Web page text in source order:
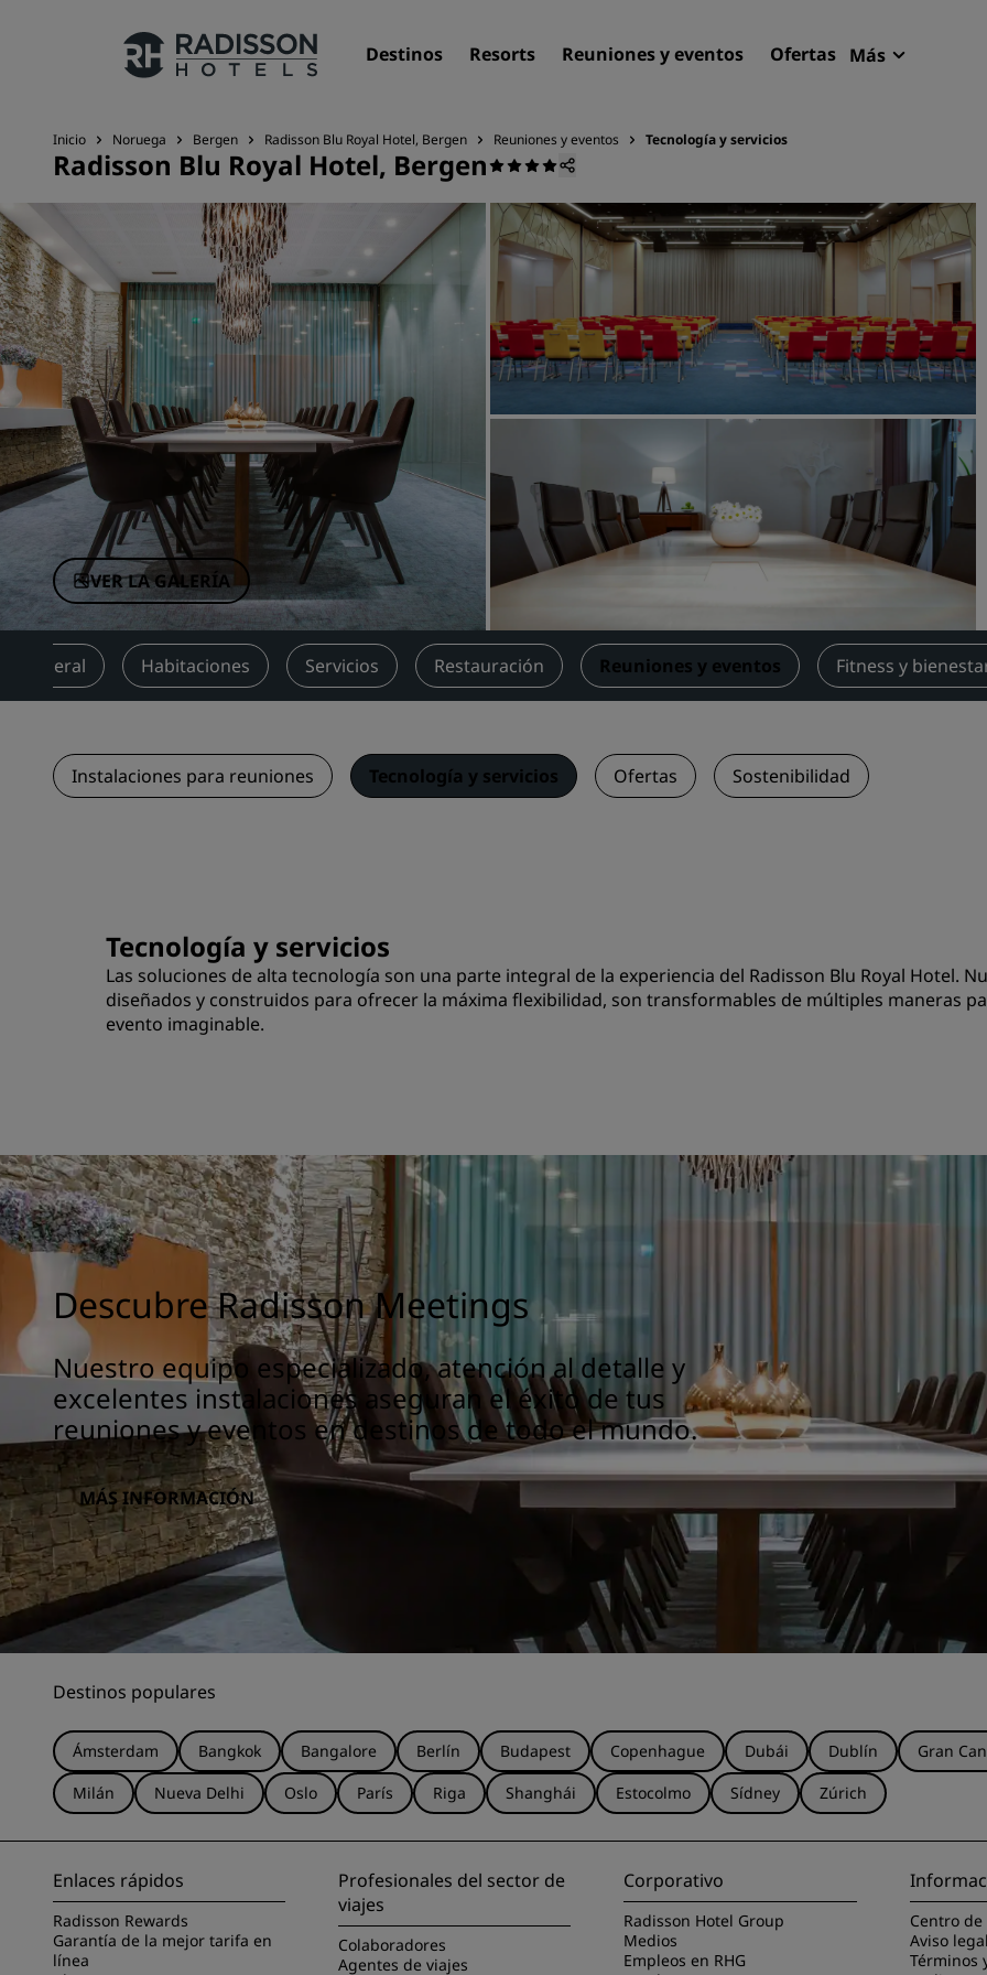
Destinos Resorts Reuniones y eventos Ofertas Más
Nuestras marcas
Marcas de Radisson Hotels
Marcas afiliadas en China
Destinos
Resorts
Hoteles en el aeropuerto
Hoteles nuevos y de
apertura
Descubre Radisson
Reserva un espacio de
Solicita un presupuesto
Destinos para eventos
Buscar vuelos
Restaurantes
Inicio Noruega Bergen Radisson Blu Royal Hotel, Bergen Reuniones y eventos Tecnología y servicios
Radisson Blu Royal Hotel, Bergen
VER LA GALERÍA
general Habitaciones Servicios Restauración Reuniones y eventos Fitness y
Instalaciones para reuniones Tecnología y servicios Ofertas Sostenibilidad
Tecnología y servicios
Las soluciones de alta tecnología son una parte integral de la experiencia del Radisson Blu Royal Hotel.
diseñados y construidos para ofrecer la máxima flexibilidad, son transformables de múltiples maneras
evento imaginable.
Descubre Radisson Meetings
Nuestro equipo especializado, atención al detalle y
excelentes instalaciones aseguran el éxito de tus
reuniones y eventos en destinos de todo el mundo.
MÁS INFORMACIÓN
Destinos populares
Ámsterdam Bangkok Bangalore Berlín Budapest Copenhague Dubái Dublín Gran
Milán
Nueva Delhi Oslo París Riga Shanghái Estocolmo Sídney Zúrich
Enlaces rápidos
Radisson Rewards
Garantía de la mejor tarifa en
línea
Profesionales del sector de
viajes
Colaboradores
Agentes de viajes
Corporativo
Radisson Hotel Group
Medios
Empleos en RHG
Centro
Aviso legal
Términos